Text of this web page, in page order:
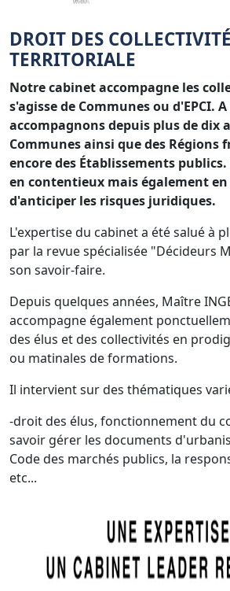
DROIT DES
TERRITORIALE
Notre cabinet accompagne les
s'agisse de Communes ou d'EPCI.
accompagnons depuis plus de dix
Communes ainsi que des Régions
encore des Établissements
en contentieux mais également
d'anticiper les risques juridiques.
L'expertise du cabinet a été salué à
par la revue spécialisée "Décideurs
son savoir-faire.
Depuis quelques années, Maître
accompagne également
des élus et des collectivités en
ou matinales de formations.
Il intervient sur des thématiques
-droit des élus, fonctionnement du
savoir gérer les documents
Code des marchés publics, la
etc...